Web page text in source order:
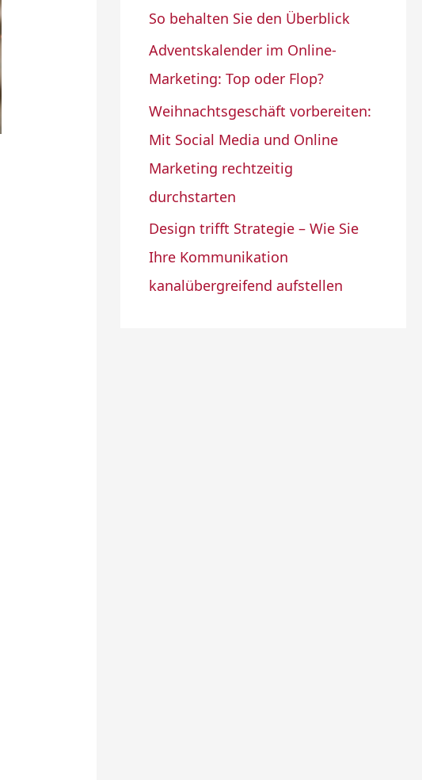
:
So behalten Sie den Überblick
Adventskalender im Online-
Marketing: Top oder Flop?
Weihnachtsgeschäft vorbereiten:
Mit Social Media und Online
Marketing rechtzeitig
durchstarten
Design trifft Strategie – Wie Sie
Ihre Kommunikation
kanalübergreifend aufstellen